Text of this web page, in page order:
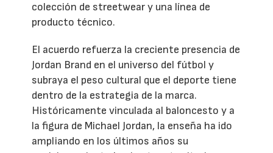
colección de streetwear y una línea de
producto técnico.
El acuerdo refuerza la creciente presencia de
Jordan Brand en el universo del fútbol y
subraya el peso cultural que el deporte tiene
dentro de la estrategia de la marca.
Históricamente vinculada al baloncesto y a
la figura de Michael Jordan, la enseña ha ido
ampliando en los últimos años su